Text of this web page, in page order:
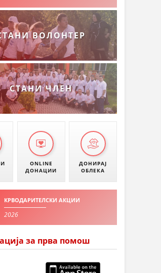
ВОЛОНТЕР
СТАНИ ЧЛЕН
ONLINE
ДОНАЦИИ
ДОНИРАЈ
ОБЛЕКА
КРВОДАРИТЕЛСКИ АКЦИИ
2026
за прва помош